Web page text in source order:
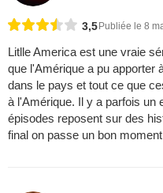
3,5 Publiée le 8
Litlle America est une vraie
que l'Amérique a pu apporter
dans le pays et tout ce que
à l'Amérique. Il y a parfois un
épisodes reposent sur des
final on passe un bon